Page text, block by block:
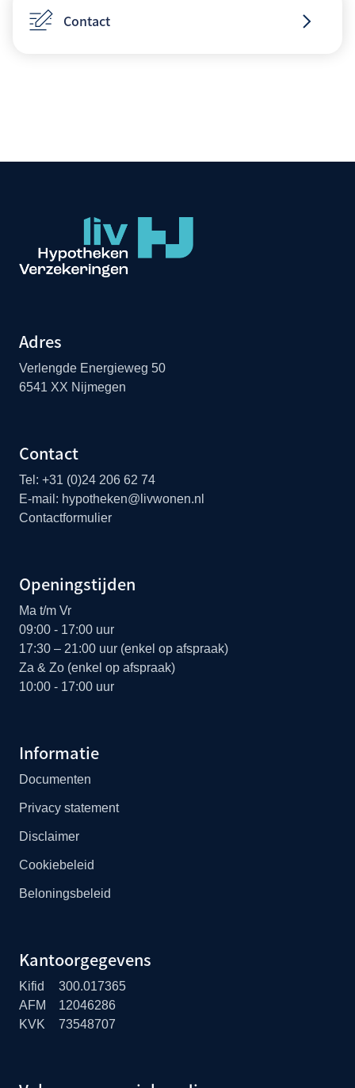
Contact
Adres
Verlengde Energieweg 50
6541 XX Nijmegen
Contact
Tel: +31 (0)24 206 62 74
E-mail: hypotheken@livwonen.nl
Contactformulier
Openingstijden
Ma t/m Vr
09:00 - 17:00 uur
17:30 – 21:00 uur (enkel op afspraak)
Za & Zo (enkel op afspraak)
10:00 - 17:00 uur
Informatie
Documenten
Privacy statement
Disclaimer
Cookiebeleid
Beloningsbeleid
Kantoorgegevens
Kifid
300.017365
AFM
12046286
KVK
73548707